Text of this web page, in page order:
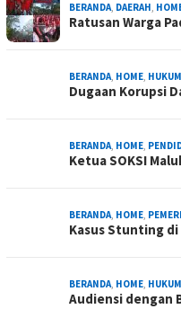
BERANDA, DAERAH,
Ratusan Warga
BERANDA, HOME, HUKUM
Dugaan Korupsi
BERANDA, HOME,
Ketua SOKSI
BERANDA, HOME,
Kasus Stunting
BERANDA, HOME, HUKUM
Audiensi dengan